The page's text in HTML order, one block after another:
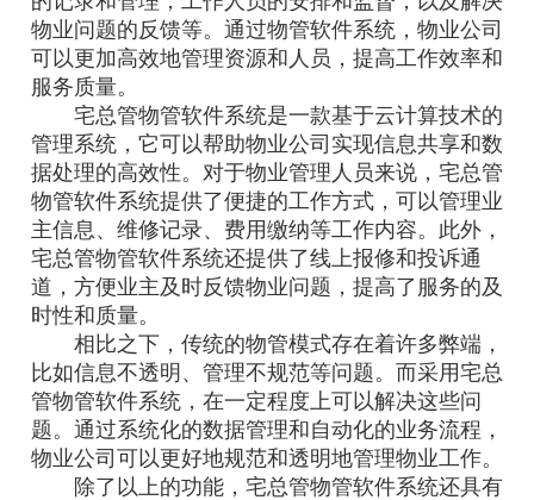
物业问题的反馈等。通过物管软件系统，物业公司
可以更加高效地管理资源和人员，提高工作效率和
服务质量。
宅总管物管软件系统是一款基于云计算技术的
管理系统，它可以帮助物业公司实现信息共享和数
据处理的高效性。对于物业管理人员来说，宅总管
物管软件系统提供了便捷的工作方式，可以管理业
主信息、维修记录、费用缴纳等工作内容。此外，
宅总管物管软件系统还提供了线上报修和投诉通
道，方便业主及时反馈物业问题，提高了服务的及
时性和质量。
相比之下，传统的物管模式存在着许多弊端，
比如信息不透明、管理不规范等问题。而采用宅总
管物管软件系统，在一定程度上可以解决这些问
题。通过系统化的数据管理和自动化的业务流程，
物业公司可以更好地规范和透明地管理物业工作。
除了以上的功能，宅总管物管软件系统还具有